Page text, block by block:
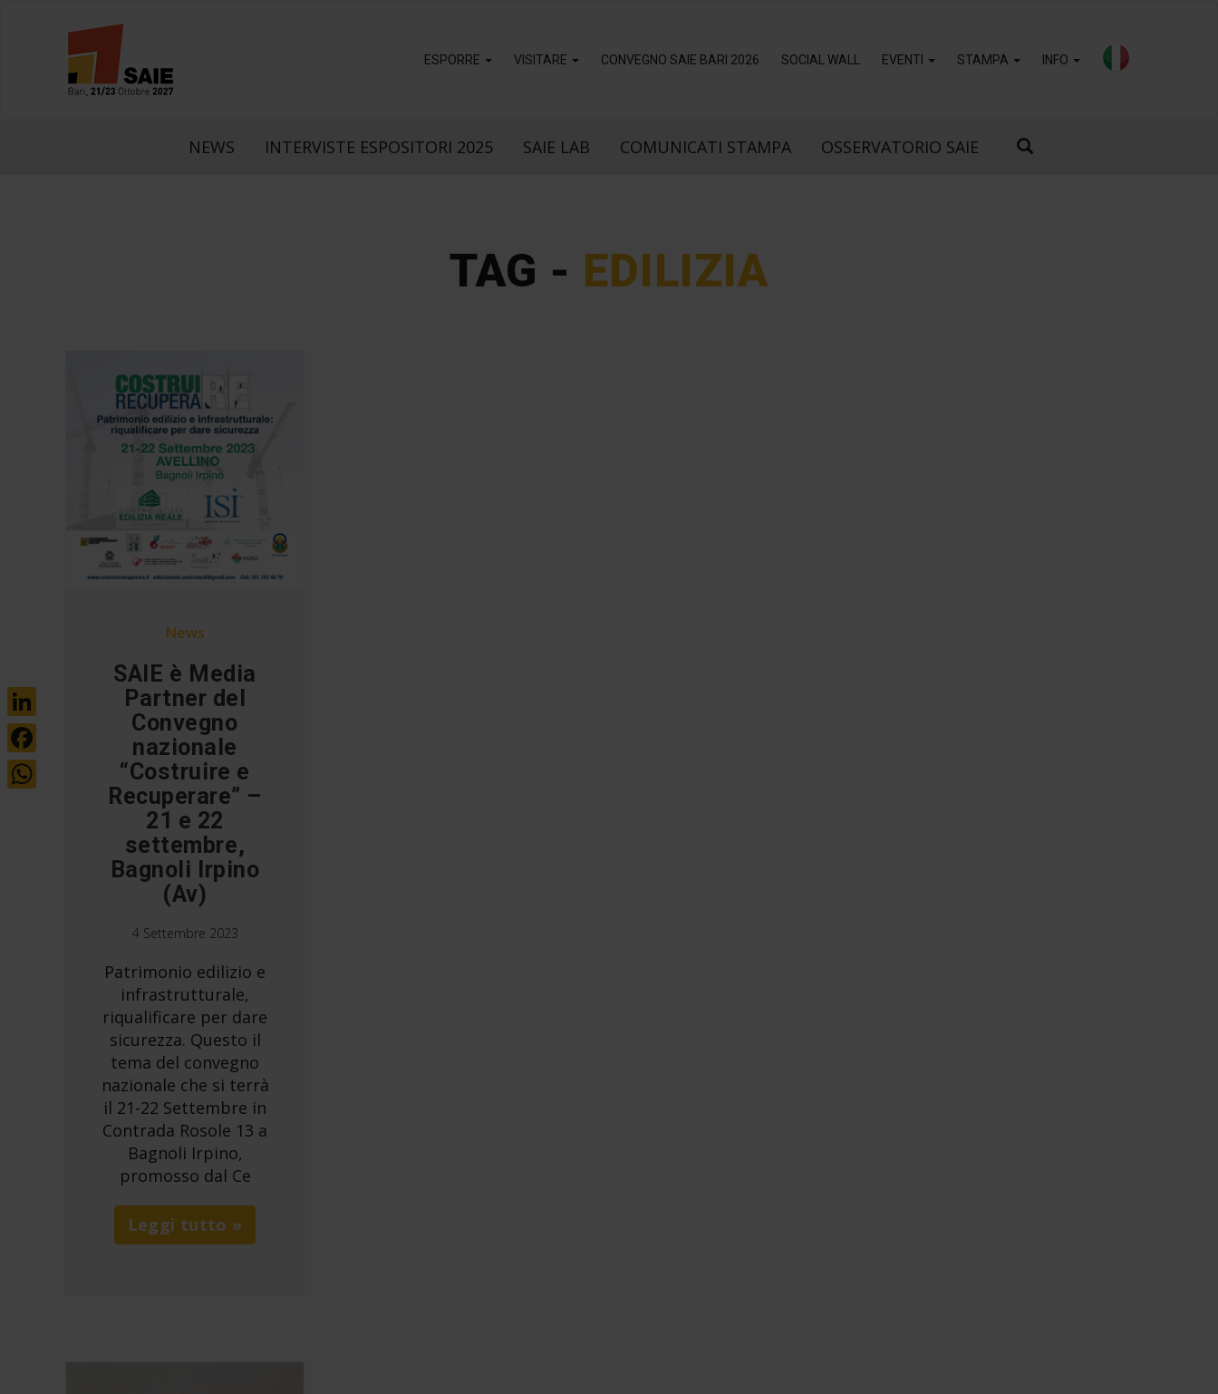
ESPORRE VISITARE CONVEGNO SAIE BARI 2026 SOCIAL WALL EVENTI STAMPA INFO
NEWS INTERVISTE ESPOSITORI 2025 SAIE LAB COMUNICATI STAMPA OSSERVATORIO SAIE
TAG - EDILIZIA
News
SAIE è Media
Partner del
Convegno
nazionale
“Costruire e
Recuperare” –
21 e 22
settembre,
Bagnoli Irpino
(Av)
4 Settembre 2023
Patrimonio edilizio e
infrastrutturale,
riqualificare per dare
sicurezza. Questo il
tema del convegno
nazionale che si terrà
il 21-22 Settembre in
Contrada Rosole 13 a
Bagnoli Irpino,
promosso dal Ce
Leggi tutto »
LinkedIn
Facebook